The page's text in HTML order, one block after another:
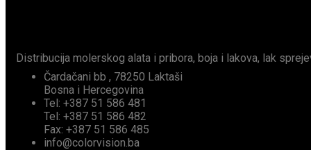
Distribucija molerskog alata i pribora, boja i lakova, lak
Čardačani bb , 78250 Laktaši
Bosna i Hercegovina
Tel: +387 51 586 481
Tel: +387 51 586 482
Fax: +387 51 586 485
info@colorvision.ba